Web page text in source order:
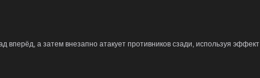
вперёд, а затем внезапно атакует противников сзади, используя эффект